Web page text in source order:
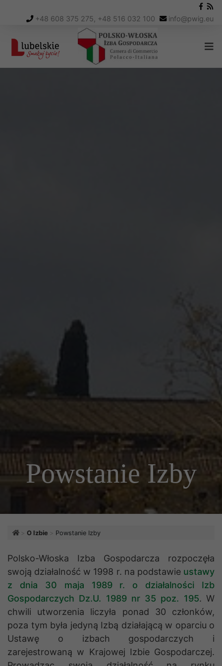
+48 608 375 275, +48 516 032 100 info@pwig.eu
Powstanie Izby
O Izbie Powstanie Izby
Polsko-Włoska Izba Gospodarcza rozpoczęła
swoją działalność w 1998 r. na podstawie ustawy
z dnia 30 maja 1989 r. o działalności Izb
Gospodarczych Dz.U. 1989 nr 35 poz. 195. W
chwili utworzenia liczyła ponad 30 członków,
poza tym była jedyną Izbą działającą w oparciu o
Ustawę o izbach gospodarczych i
zarejestrowaną w Krajowej Izbie Gospodarczej.